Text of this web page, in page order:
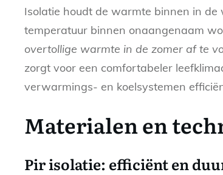
Isolatie houdt de warmte binnen in
temperatuur binnen onaangenaam
overtollige warmte in de zomer af te
zorgt voor een comfortabeler
verwarmings- en koelsystemen
Materialen en
Pir isolatie: efficiënt en